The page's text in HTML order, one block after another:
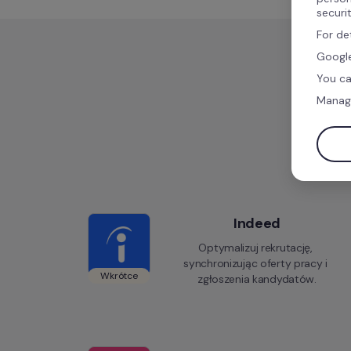
Wkrótce
Indeed
Optymalizuj rekrutację,
synchronizując oferty pracy i
zgłoszenia kandydatów.
For
You